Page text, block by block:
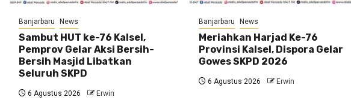
Banjarbaru News
Sambut HUT ke-76 Kalsel,
Pemprov Gelar Aksi Bersih-
Bersih Masjid Libatkan
Seluruh SKPD
6 Agustus 2026 Erwin
Banjarbaru News
Meriahkan Harjad Ke-76
Provinsi Kalsel, Dispora Gelar
Gowes SKPD 2026
6 Agustus 2026 Erwin